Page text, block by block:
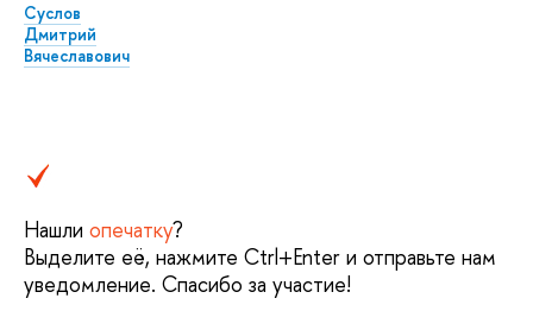
Суслов
Дмитрий
Вячеславович
Нашли опечатку?
Выделите её, нажмите Ctrl+Enter и отправьте нам
уведомление. Спасибо за участие!